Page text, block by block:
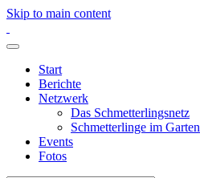
Skip to main content
Start
Berichte
Netzwerk
Das Schmetterlingsnetz
Schmetterlinge im Garten
Events
Fotos